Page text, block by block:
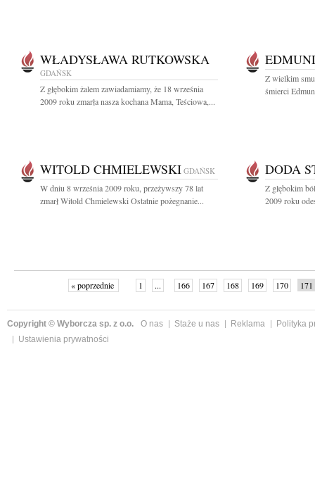
WŁADYSŁAWA RUTKOWSKA
GDAŃSK
Z głębokim żalem zawiadamiamy, że 18 września
2009 roku zmarła nasza kochana Mama, Teściowa,...
Z wielkim
śmierci
WITOLD CHMIELEWSKI GDAŃSK
W dniu 8 września 2009 roku, przeżywszy 78 lat
zmarł Witold Chmielewski Ostatnie pożegnanie...
DODA
Z głębokim
2009 roku
« poprzednie 1 ... 166 167 168 169 170 171
Copyright © Wyborcza sp. z o.o. O nas Staże u nas Reklama
Polityka
Ustawienia prywatności